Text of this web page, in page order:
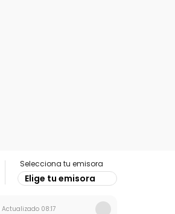
Selecciona tu emisora
Elige tu emisora
Actualizado 08:17